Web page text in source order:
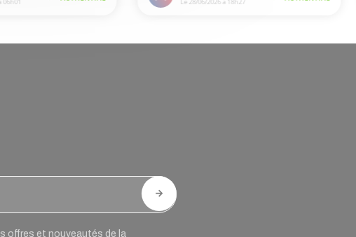
offres et nouveautés de la